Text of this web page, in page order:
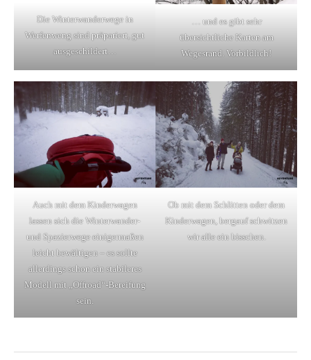
Die Winterwanderwege in
Werfenweng sind präpariert, gut
ausgeschildert…
… und es gibt sehr
übersichtliche Karten am
Wegesrand. Vorbildlich!
Auch mit dem Kinderwagen
lassen sich die Winterwander-
und Spazierwege einigermaßen
leicht bewältigen – es sollte
allerdings schon ein stabileres
Modell mit „Offroad“-Bereifung
sein.
Ob mit dem Schlitten oder dem
Kinderwagen, bergauf schwitzen
wir alle ein bisschen.